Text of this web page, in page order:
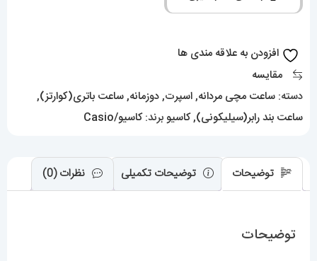
Shock
افزودن به علاقه مندی ها
مقایسه
دسته: ساعت مچی مردانه,اسپرت,دوزمانه,ساعت باتری(کوارتز),
ساعت بند رابر(سیلیکونی),کاسیو برند:کاسیو/Casio
توضیحات توضیحات تکمیلی نظرات (0)
توضیحات